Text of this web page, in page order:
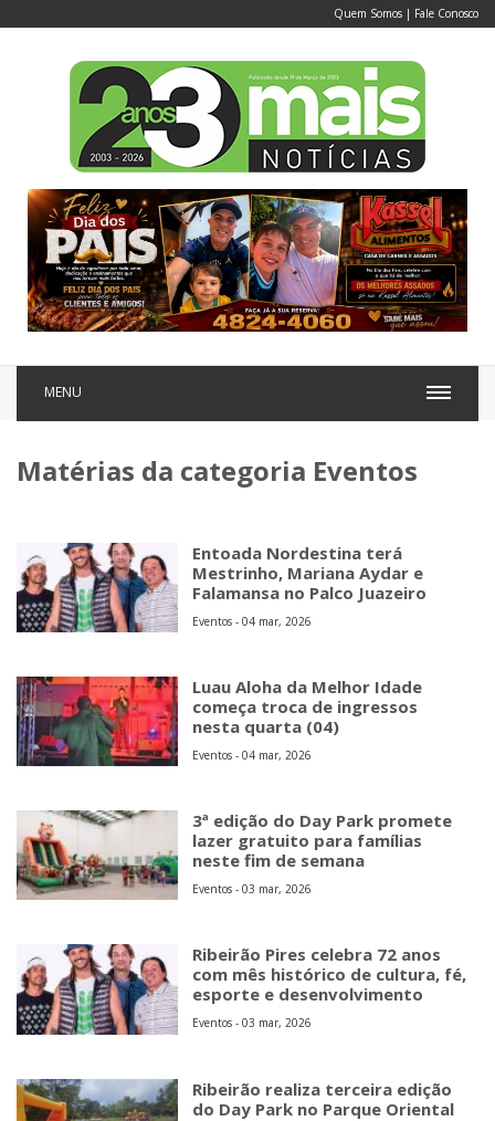
Quem Somos | Fale Conosco
MENU
Matérias da categoria Eventos
Entoada Nordestina terá
Mestrinho, Mariana Aydar e
Falamansa no Palco Juazeiro
Eventos - 04 mar, 2026
Luau Aloha da Melhor Idade
começa troca de ingressos
nesta quarta (04)
Eventos - 04 mar, 2026
3ª edição do Day Park promete
lazer gratuito para famílias
neste fim de semana
Eventos - 03 mar, 2026
Ribeirão Pires celebra 72 anos
com mês histórico de cultura, fé,
esporte e desenvolvimento
Eventos - 03 mar, 2026
Ribeirão realiza terceira edição
do Day Park no Parque Oriental